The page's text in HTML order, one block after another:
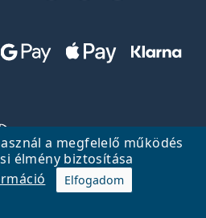
a megfelelő működés
élmény biztosítása
Elfogadom
Fel